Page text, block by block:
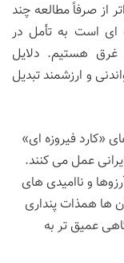
از صرفاً مطالعه چند
ای است به تأمل در
غرق هستیم. دلایل
و ارزشمند تبدیل
«کارد فیروزه ای»
عمل می کنند.
و ناامیدی های
ها همذات پنداری
عمیق تر به